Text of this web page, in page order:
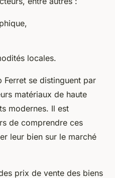
locales.
Ferret se distinguent par
matériaux de haute
modernes. Il est
de comprendre ces
leur bien sur le marché
prix de vente des biens